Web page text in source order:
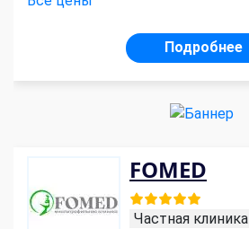
Подробнее
FOMED
Частная клиника